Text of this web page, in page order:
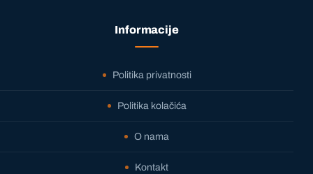
Informacije
Politika privatnosti
Politika kolačića
O nama
Kontakt